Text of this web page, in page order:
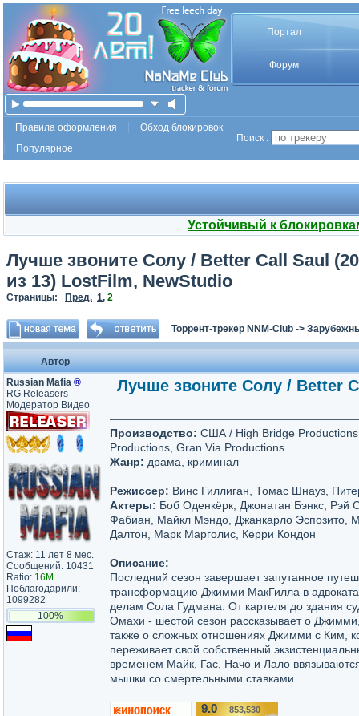
Портал
Форум
Правила оформления
Обход блокировок
Популярное
Поиск :
Устойчивый к
Лучше звоните Солу / Better Call Saul
из 13) LostFilm, NewStudio
Страницы: Пред. 1, 2
Торрент-трекер NNM-Club ->
Автор
Russian Mafia ®
RG Releasers
Модератор Видео
Стаж: 11 лет 8 мес.
Сообщений: 10431
Ratio: 16M
Поблагодарили:
1099282
100%
Лучше звоните Солу / Better
Производство: США / High Bridge
Productions, Gran Via Productions
Жанр: драма криминал
Режиссер: Винс Гиллиган, Томас Шнауз,
Актеры: Боб Оденкёрк, Джонатан Бэнкс, Рэй
Фабиан, Майкл Мэндо, Джанкарло Эспозито,
Далтон, Марк Марголис, Керри Кондон
Описание:
Последний сезон завершает запутанное
трансформацию Джимми МакГилла в
делам Сола Гудмана. От картеля до здания
Омахи - шестой сезон рассказывает о
также о сложных отношениях Джимми с Ким,
переживает свой собственный
временем Майк, Гас, Начо и Лало
мышки со смертельными ставками...
9.0 853,530